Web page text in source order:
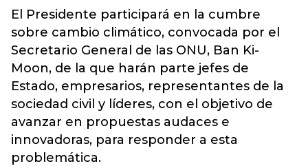
El Presidente participará en la cumbre
sobre cambio climático, convocada por el
Secretario General de las ONU, Ban Ki-
Moon, de la que harán parte jefes de
Estado, empresarios, representantes de la
sociedad civil y líderes, con el objetivo de
avanzar en propuestas audaces e
innovadoras, para responder a esta
problemática.